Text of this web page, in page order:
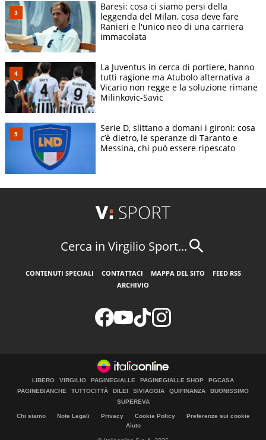
Baresi: cosa ci siamo persi della
leggenda del Milan, cosa deve fare
Ranieri e l'unico neo di una carriera
immacolata
La Juventus in cerca di portiere, hanno
tutti ragione ma Atubolo alternativa a
Vicario non regge e la soluzione rimane
Milinkovic-Savic
Serie D, slittano a domani i gironi: cosa
c’è dietro, le speranze di Taranto e
Messina, chi può essere ripescato
Cerca in Virgilio Sport...
CONTENUTI SPECIALI CONTATTACI MAPPA DEL SITO
FEED RSS
ARCHIVIO
LIBERO VIRGILIO PAGINEGIALLE PAGINEGIALLE SHOP
PGCASA
PAGINEBIANCHE
TUTTOCITTÀ DILEI SIVIAGGIA QUIFINANZA
BUONISSIMO
SUPEREVA
Chi siamo Note Legali Privacy Cookie Policy
Preferenze sui cookie
Aiuto